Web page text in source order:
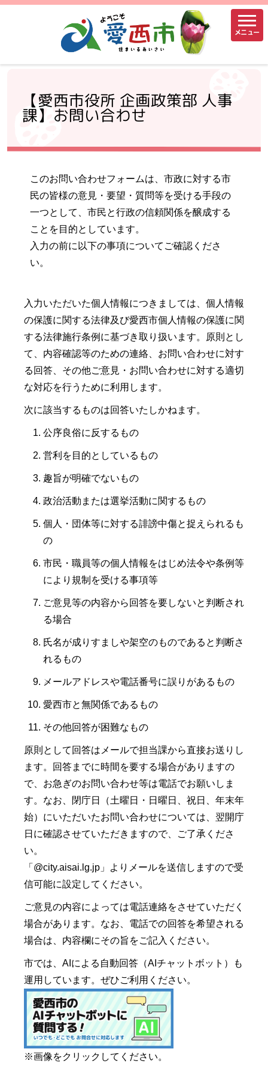
メニュー
【愛西市役所 企画政策部 人事
課】お問い合わせ
このお問い合わせフォームは、市政に対する市
民の皆様の意見・要望・質問等を受ける手段の
一つとして、市民と行政の信頼関係を醸成する
ことを目的としています。
入力の前に以下の事項についてご確認くださ
い。
入力いただいた個人情報につきましては、個人情報
の保護に関する法律及び愛西市個人情報の保護に関
する法律施行条例に基づき取り扱います。原則とし
て、内容確認等のための連絡、お問い合わせに対す
る回答、その他ご意見・お問い合わせに対する適切
な対応を行うために利用します。
次に該当するものは回答いたしかねます。
公序良俗に反するもの
営利を目的としているもの
趣旨が明確でないもの
政治活動または選挙活動に関するもの
個人・団体等に対する誹謗中傷と捉えられるも
の
市民・職員等の個人情報をはじめ法令や条例等
により規制を受ける事項等
ご意見等の内容から回答を要しないと判断され
る場合
氏名が成りすましや架空のものであると判断さ
れるもの
メールアドレスや電話番号に誤りがあるもの
愛西市と無関係であるもの
その他回答が困難なもの
原則として回答はメールで担当課から直接お送りし
ます。回答までに時間を要する場合がありますの
で、お急ぎのお問い合わせ等は電話でお願いしま
す。なお、閉庁日（土曜日・日曜日、祝日、年末年
始）にいただいたお問い合わせについては、翌開庁
日に確認させていただきますので、ご了承くださ
い。
「@city.aisai.lg.jp」よりメールを送信しますので受
信可能に設定してください。
ご意見の内容によっては電話連絡をさせていただく
場合があります。なお、電話での回答を希望される
場合は、内容欄にその旨をご記入ください。
市では、AIによる自動回答（AIチャットボット）も
運用しています。ぜひご利用ください。
※画像をクリックしてください。